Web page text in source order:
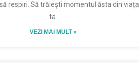
respiri. Să trăiești momentul ăsta din viața
ta.
VEZI MAI MULT »